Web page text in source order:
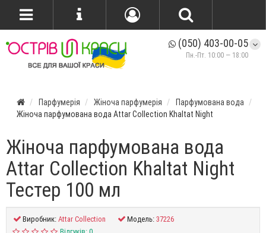
(050) 403-00-05
Пн.-Пт. 10:00 — 18:00
Парфумерія Жіноча парфумерія
Парфумована вода
Жіноча парфумована вода Attar Collection Khaltat Night
Жіноча парфумована вода
Attar Collection Khaltat Night
Тестер 100 мл
Виробник:Attar Collection Модель:37226